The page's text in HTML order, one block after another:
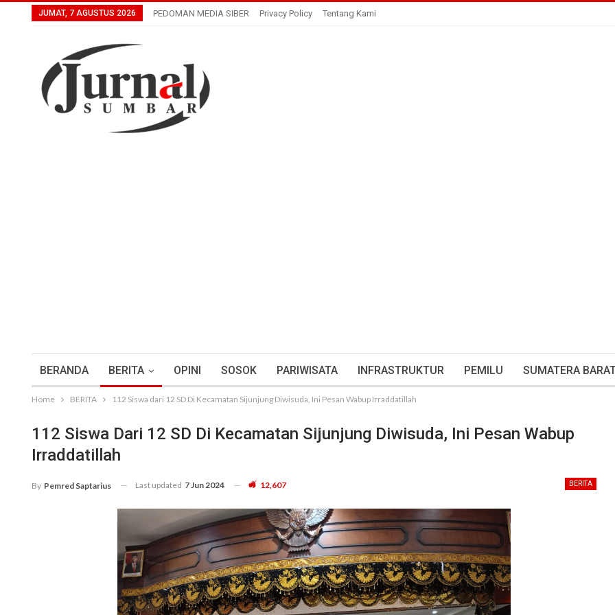
JUMAT, 7 AGUSTUS 2026 PEDOMAN MEDIA SIBER Privacy Policy Tentang Kami
BERANDA BERITA OPINI SOSOK PARIWISATA INFRASTRUKTUR PEMILU SUMATERA
Home BERITA 112 Siswa dari 12 SD Di Kecamatan Sijunjung Diwisuda, Ini Pesan Wabup Irraddatillah
112 Siswa Dari 12 SD Di Kecamatan Sijunjung Diwisuda, Ini Pesan Wabup
Irraddatillah
BERITA
By Pemred Saptarius Last updated 7 Jun 2024 12,607